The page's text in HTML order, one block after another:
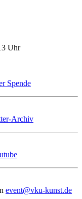
Uhr
Spende
Archiv
event@vku-kunst.de